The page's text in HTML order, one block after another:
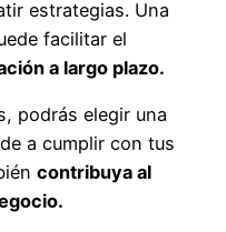
estrategias. Una
facilitar el
a largo plazo.
podrás elegir una
a cumplir con tus
contribuya al